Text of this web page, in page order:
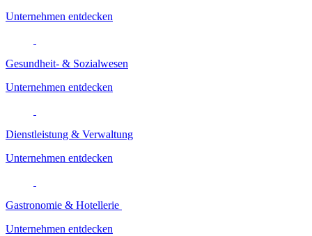
Unternehmen entdecken
Gesundheit- & Sozialwesen
Unternehmen entdecken
Dienstleistung & Verwaltung
Unternehmen entdecken
Gastronomie & Hotellerie
Unternehmen entdecken